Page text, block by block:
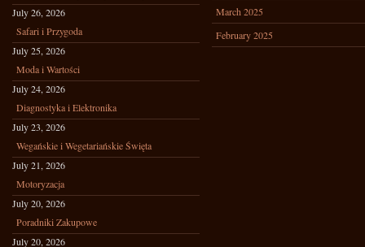
July 26, 2026
Safari i Przygoda
July 25, 2026
Moda i Wartości
July 24, 2026
Diagnostyka i Elektronika
July 23, 2026
Wegańskie i Wegetariańskie Święta
July 21, 2026
Motoryzacja
July 20, 2026
Poradniki Zakupowe
July 20, 2026
March 2025
February 2025